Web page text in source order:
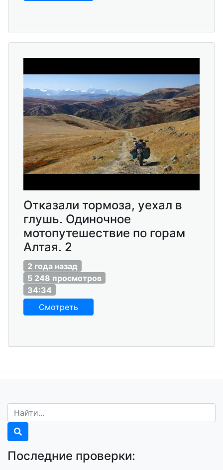
Отказали тормоза, уехал в
глушь. Одиночное
мотопутешествие по горам
Алтая. 2
2 года назад
5 248 просмотров
34:34
Смотреть
Последние проверки: